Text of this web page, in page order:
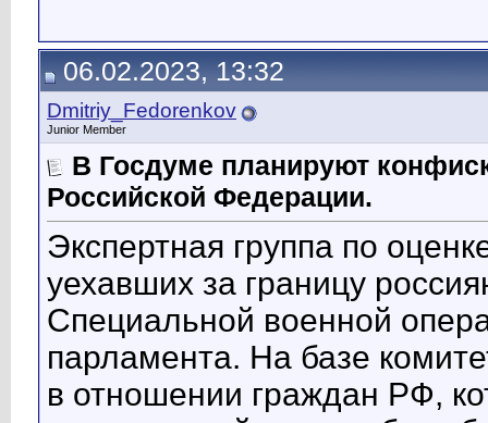
06.02.2023, 13:32
Dmitriy_Fedorenkov
Junior Member
В Госдуме планируют
Российской Федерации.
Экспертная группа по
уехавших за границу
Специальной военной
парламента. На базе
в отношении граждан РФ,